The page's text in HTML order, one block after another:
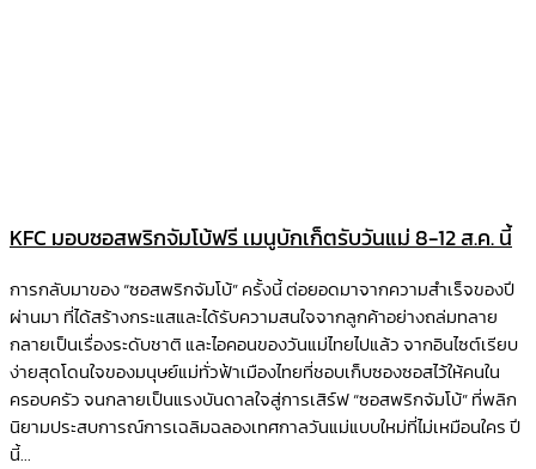
KFC มอบซอสพริกจัมโบ้ฟรี เมนูบักเก็ตรับวันแม่ 8-12 ส.ค. นี้
การกลับมาของ “ซอสพริกจัมโบ้” ครั้งนี้ ต่อยอดมาจากความสำเร็จของปี
ผ่านมา ที่ได้สร้างกระแสและได้รับความสนใจจากลูกค้าอย่างถล่มทลาย
กลายเป็นเรื่องระดับชาติ และไอคอนของวันแม่ไทยไปแล้ว จากอินไซต์เรียบ
ง่ายสุดโดนใจของมนุษย์แม่ทั่วฟ้าเมืองไทยที่ชอบเก็บซองซอสไว้ให้คนใน
ครอบครัว จนกลายเป็นแรงบันดาลใจสู่การเสิร์ฟ “ซอสพริกจัมโบ้” ที่พลิก
นิยามประสบการณ์การเฉลิมฉลองเทศกาลวันแม่แบบใหม่ที่ไม่เหมือนใคร ปี
นี้...